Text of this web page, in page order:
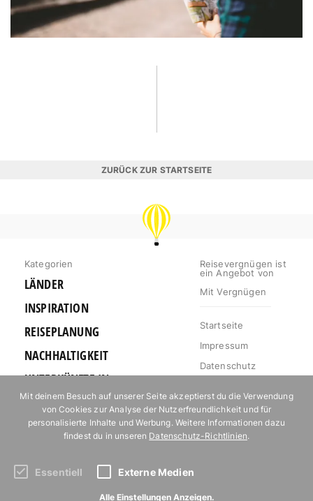
ZURÜCK ZUR STARTSEITE
REISEVERGNÜGEN
Kategorien
LÄNDER
INSPIRATION
REISEPLANUNG
NACHHALTIGKEIT
UNTERKÜNFTE IN
EUROPA
OUTDOOR
URLAUB FÜR
Reisevergnügen ist
ein Angebot von
Mit Vergnügen
Startseite
Impressum
Datenschutz
Mediakit
Jobs
Abonniere unseren Newsletter!
Mit deinem Besuch auf unserer Seite akzeptierst du die Verwendung
von Cookies zur Analyse der Nutzerfreundlichkeit und für
personalisierte Inhalte und Werbung. Weitere Informationen dazu
findest du in unseren Datenschutz-Richtlinien.
Essentiell Externe Medien
Alle Einstellungen Anzeigen.